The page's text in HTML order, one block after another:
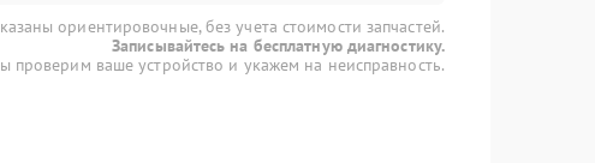
ориентировочные, без учета стоимости запчастей.
Записывайтесь на бесплатную диагностику.
проверим ваше устройство и укажем на неисправность.